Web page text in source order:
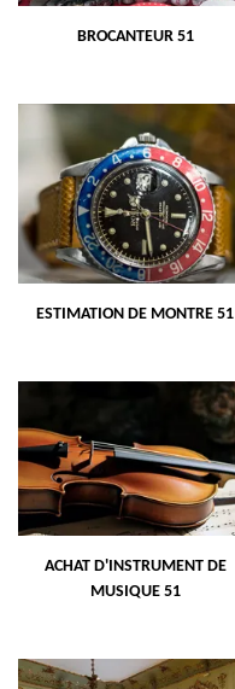
BROCANTEUR 51
ESTIMATION DE MONTRE 51
ACHAT D'INSTRUMENT DE
MUSIQUE 51